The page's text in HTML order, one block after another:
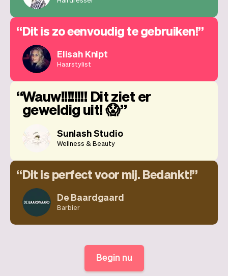
Dit is zo eenvoudig te gebruiken!
Elisah Knipt
Haarstylist
Wauw!!!!!!!! Dit ziet er
geweldig uit! 😱
Sunlash Studio
Wellness & Beauty
Dit is perfect voor mij. Bedankt!
De Baardgaard
Barbier
Begin nu